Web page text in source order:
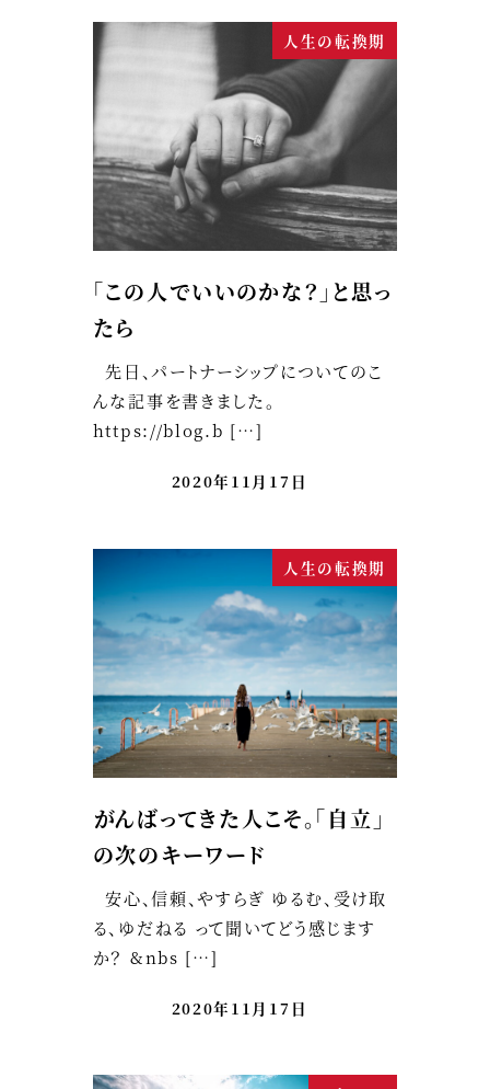
人生の転換期
「この人でいいのかな？」と思っ
たら
先日、パートナーシップについてのこ
んな記事を書きました。
https://blog.b […]
2020年11月17日
人生の転換期
がんばってきた人こそ。「自立」
の次のキーワード
安心、信頼、やすらぎ ゆるむ、受け取
る、ゆだねる って聞いてどう感じます
か？ &nbs […]
2020年11月17日